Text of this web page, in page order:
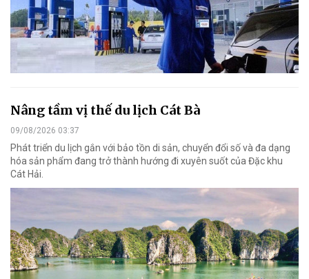
Nâng tầm vị thế du lịch Cát Bà
09/08/2026 03:37
Phát triển du lịch gắn với bảo tồn di sản, chuyển đổi số và đa dạng
hóa sản phẩm đang trở thành hướng đi xuyên suốt của Đặc khu
Cát Hải.